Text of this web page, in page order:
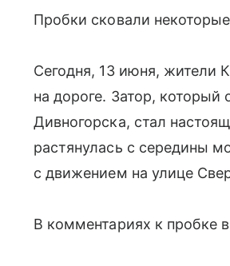
Пробки сковали
Сегодня, 13 июня, жители
на дороге. Затор, который
Дивногорска, стал
растянулась с середины
с движением на улице
В комментариях к пробке